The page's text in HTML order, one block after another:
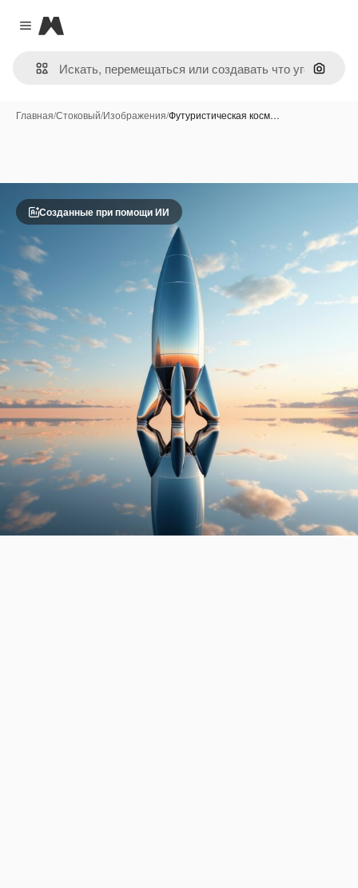
Close menu
Magnific
Поиск
Главная/Стоковый/Изображения/Футуристическая косм…
Созданные при помощи ИИ